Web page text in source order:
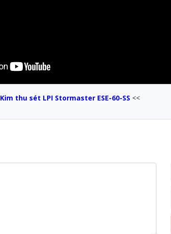
thu sét LPI Stormaster ESE-60-SS <<